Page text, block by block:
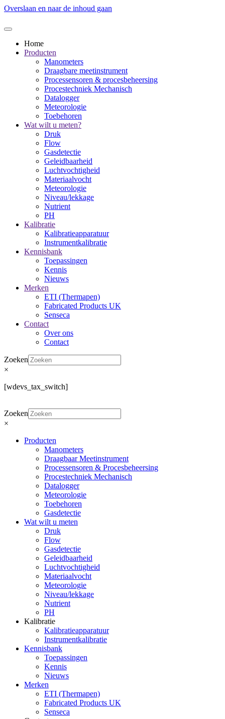
Overslaan en naar de inhoud gaan
Home
Producten
Manometers
Draagbare meetinstrument
Processensoren & procesbeheersing
Procestechniek Mechanisch
Datalogger
Meteorologie
Toebehoren
Wat wilt u meten?
Druk
Flow
Gasdetectie
Geleidbaarheid
Luchtvochtigheid
Materiaalvocht
Meteorologie
Niveau/lekkage
Nutrient
PH
Kalibratie
Kalibratieapparatuur
Instrumentkalibratie
Kennisbank
Toepassingen
Kennis
Nieuws
Merken
ETI (Thermapen)
Fabricated Products UK
Senseca
Contact
Over ons
Contact
Zoeken
×
[wdevs_tax_switch]
Zoeken
×
Producten
Manometers
Draagbaar Meetinstrument
Processensoren & Procesbeheersing
Procestechniek Mechanisch
Datalogger
Meteorologie
Toebehoren
Gasdetectie
Wat wilt u meten
Druk
Flow
Gasdetectie
Geleidbaarheid
Luchtvochtigheid
Materiaalvocht
Meteorologie
Niveau/lekkage
Nutrient
PH
Kalibratie
Kalibratieapparatuur
Instrumentkalibratie
Kennisbank
Toepassingen
Kennis
Nieuws
Merken
ETI (Thermapen)
Fabricated Products UK
Senseca